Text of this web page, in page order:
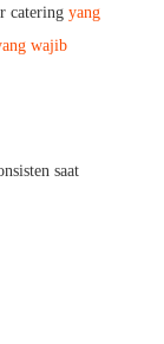
catering yang
wajib
saat